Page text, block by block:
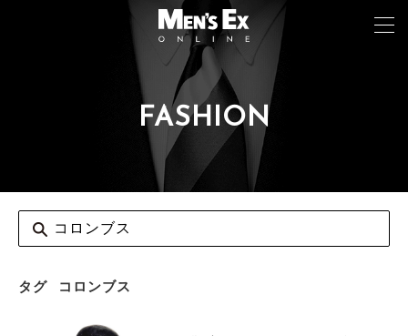
FASHION
タグ コロンブス
CAR&BIKE
LIFESTYLE